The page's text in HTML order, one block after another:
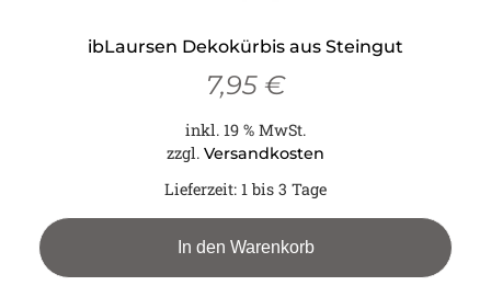
ibLaursen Dekokürbis aus Steingut
7,95 €
inkl. 19 % MwSt.
zzgl. Versandkosten
Lieferzeit: 1 bis 3 Tage
In den Warenkorb